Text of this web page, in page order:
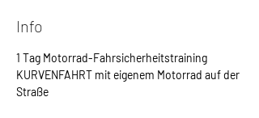
Info
1 Tag Motorrad-Fahrsicherheitstraining
KURVENFAHRT mit eigenem Motorrad auf der
Straße